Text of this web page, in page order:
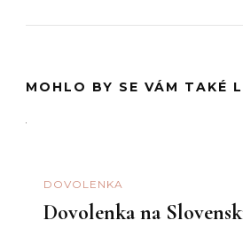
MOHLO BY SE VÁM TAKÉ
DOVOLENKA
Dovolenka na